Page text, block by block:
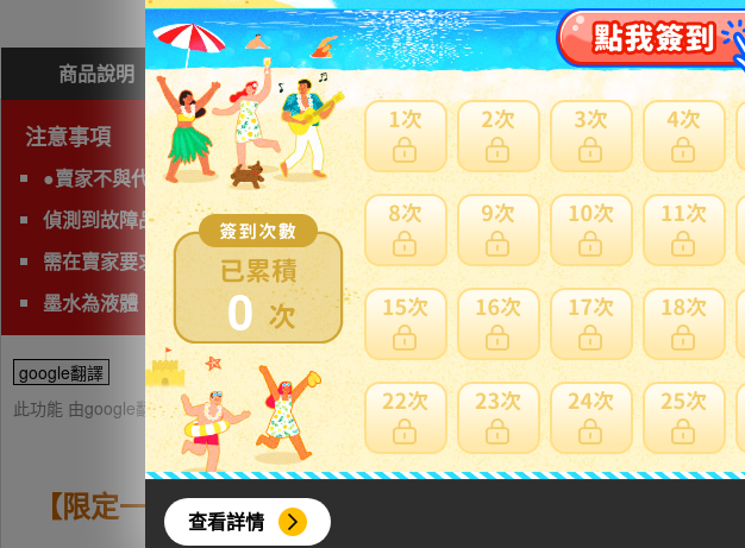
0
查看詳情
商品說明 問與答(0) 費用試算 問題商品反映流
注意事項
●賣家不與代理業者交易，無法購買。
偵測到故障品(垃圾品)、有照片及說明以外的問題，下標前注意
需在賣家要求時間完成匯款
墨水為液體，無法國際運送，請下標前注意。
google翻譯
此功能 由google翻譯提供參考，樂淘不保證翻譯內容之正確性，詳細問題說明請使用商品問與答
【限定一点】上級 EU製★ROBEAN・極!極満針ルチ